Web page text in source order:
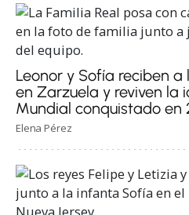
Leonor y Sofía reciben a
en Zarzuela y reviven la
Mundial conquistado en
Elena Pérez